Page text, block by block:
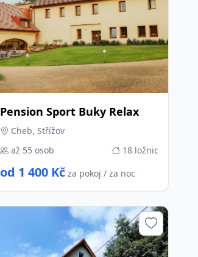
Pension Sport Buky Relax
Cheb, Střížov
až 55 osob
18 ložnic
od 1 400 Kč za pokoj / za noc